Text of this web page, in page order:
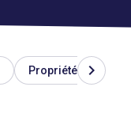
Propriété chevron_right